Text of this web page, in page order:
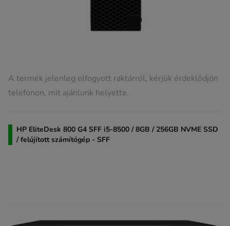
A termék jelenleg elfogyott raktárról, kérjük érdeklődjön
telefonon, mit ajánlunk helyette.
HP EliteDesk 800 G4 SFF i5-8500 / 8GB / 256GB NVME SSD
/ felújított számítógép - SFF